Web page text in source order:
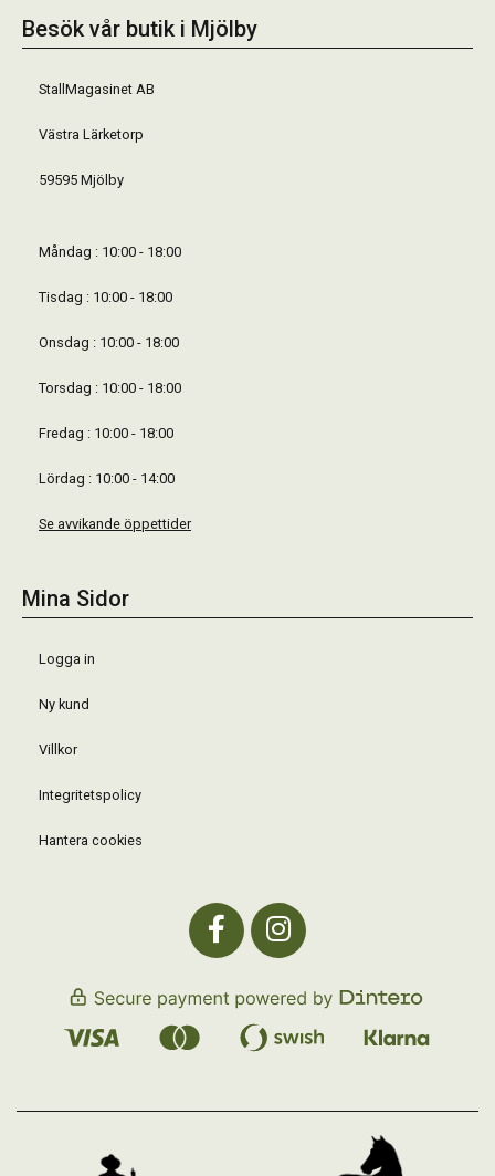
Besök vår butik i Mjölby
StallMagasinet AB
Västra Lärketorp
59595 Mjölby
Måndag : 10:00 - 18:00
Tisdag : 10:00 - 18:00
Onsdag : 10:00 - 18:00
Torsdag : 10:00 - 18:00
Fredag : 10:00 - 18:00
Lördag : 10:00 - 14:00
Se avvikande öppettider
Mina Sidor
Logga in
Ny kund
Villkor
Integritetspolicy
Hantera cookies